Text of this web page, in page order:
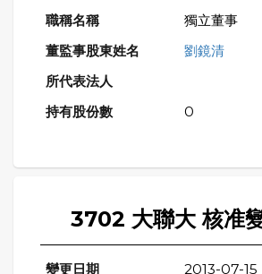
獨立董事
劉鏡清
0
3702 大聯大 核准
2013-07-15